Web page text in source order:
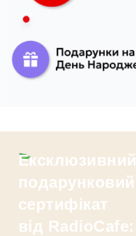
Ексклюзивний
подарунковий
сертифікат
від RadioCafe: